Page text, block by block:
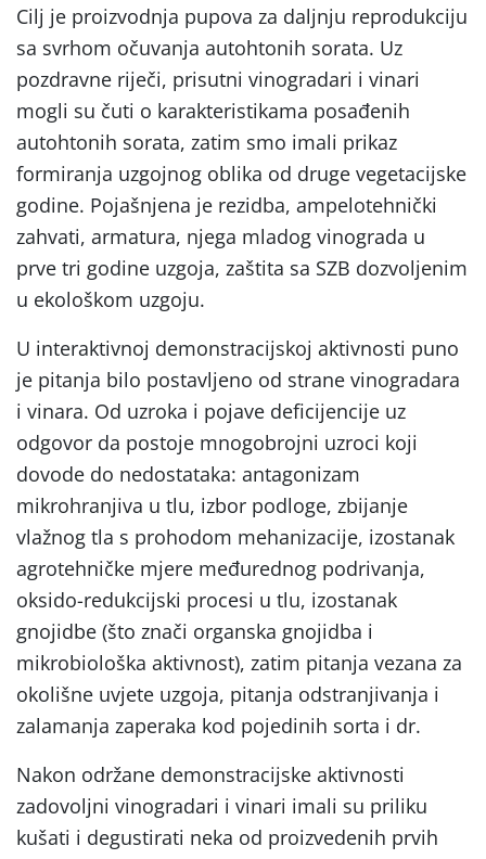
Cilj je proizvodnja pupova za daljnju reprodukciju
sa svrhom očuvanja autohtonih sorata. Uz
pozdravne riječi, prisutni vinogradari i vinari
mogli su čuti o karakteristikama posađenih
autohtonih sorata, zatim smo imali prikaz
formiranja uzgojnog oblika od druge vegetacijske
godine. Pojašnjena je rezidba, ampelotehnički
zahvati, armatura, njega mladog vinograda u
prve tri godine uzgoja, zaštita sa SZB dozvoljenim
u ekološkom uzgoju.
U interaktivnoj demonstracijskoj aktivnosti puno
je pitanja bilo postavljeno od strane vinogradara
i vinara. Od uzroka i pojave deficijencije uz
odgovor da postoje mnogobrojni uzroci koji
dovode do nedostataka: antagonizam
mikrohranjiva u tlu, izbor podloge, zbijanje
vlažnog tla s prohodom mehanizacije, izostanak
agrotehničke mjere međurednog podrivanja,
oksido-redukcijski procesi u tlu, izostanak
gnojidbe (što znači organska gnojidba i
mikrobiološka aktivnost), zatim pitanja vezana za
okolišne uvjete uzgoja, pitanja odstranjivanja i
zalamanja zaperaka kod pojedinih sorta i dr.
Nakon održane demonstracijske aktivnosti
zadovoljni vinogradari i vinari imali su priliku
kušati i degustirati neka od proizvedenih prvih